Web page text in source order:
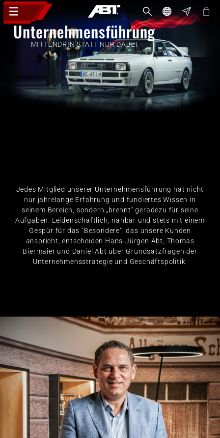
Unternehmensführung
MITTENDRIN STATT NUR DABEI
Jedes Mitglied unserer Unternehmensführung hat nicht
nur jahrelange Erfahrung und fundiertes Wissen in
seinem Bereich, sondern „brennt“ geradezu für seine
Aufgaben. Leidenschaftlich, nahbar und stets mit einem
Gespür für das "Besondere", das unsere Kunden
anspricht, entscheiden Hans-Jürgen Abt, Thomas
Biermaier und Daniel Abt über Grundsatzfragen der
Unternehmensstrategie und Geschäftspolitik.